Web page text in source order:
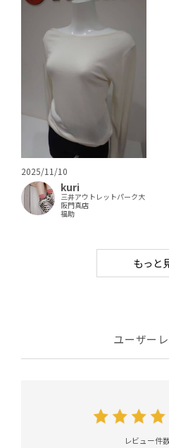
2025/11/10
kuri
三井アウトレットパーク大
阪門真店
福助
もっと
ユーザー
レビュー件